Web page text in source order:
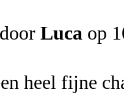
Luca op
heel fijne